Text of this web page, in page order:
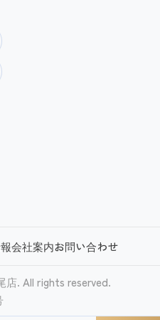
会社案内お問い合わせ
店. All rights reserved.